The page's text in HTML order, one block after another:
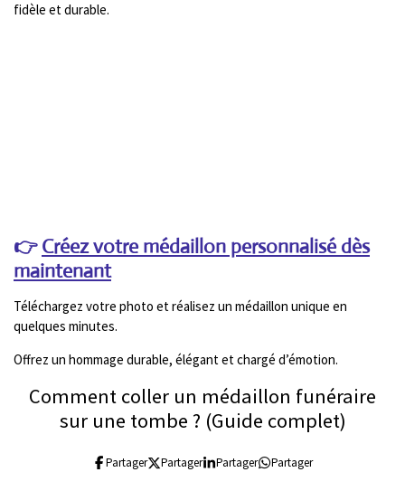
fidèle et durable.
👉Créez votre médaillon personnalisé dès
maintenant
Téléchargez votre photo et réalisez un médaillon unique en
quelques minutes.
Offrez un hommage durable, élégant et chargé d’émotion.
Comment coller un médaillon funéraire
sur une tombe ? (Guide complet)
Partager Partager Partager Partager